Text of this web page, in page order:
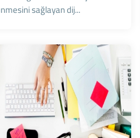
sağlayan dij...